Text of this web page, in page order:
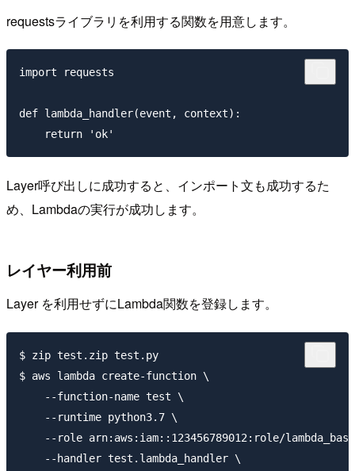
requestsライブラリを利用する関数を用意します。
import requests
def lambda_handler(event, context):
Layer呼び出しに成功すると、インポート文も成功するた
め、Lambdaの実行が成功します。
レイヤー利用前
Layer を利用せずにLambda関数を登録します。
$ zip test.zip test.py
$ aws lambda create-function \
    --function-name test \
    --runtime python3.7 \
--role arn:aws:iam::123456789012:role/
    --handler test.lambda_handler \